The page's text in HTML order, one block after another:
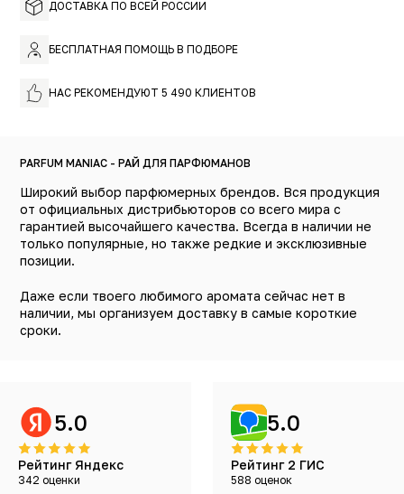
ДОСТАВКА ПО ВСЕЙ РОССИИ
БЕСПЛАТНАЯ ПОМОЩЬ В ПОДБОРЕ
НАС РЕКОМЕНДУЮТ 5 490 КЛИЕНТОВ
PARFUM MANIAC - РАЙ ДЛЯ ПАРФЮМАНОВ
Широкий выбор парфюмерных брендов. Вся продукция
от официальных дистрибьюторов со всего мира с
гарантией высочайшего качества. Всегда в наличии не
только популярные, но также редкие и эксклюзивные
позиции.
Даже если твоего любимого аромата сейчас нет в
наличии, мы организуем доставку в самые короткие
сроки.
5.0
Рейтинг Яндекс
342 оценки
5.0
Рейтинг 2 ГИС
588 оценок